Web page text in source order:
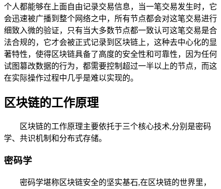
个人都能够在上面自由记录交易信息，当一笔交易发生时，它
会迅速被广播到整个网络之中，所有节点都会对这笔交易进行
细致入微的验证，只有当大多数节点都一致认可这笔交易是合
法合规的，它才会被正式记录到区块链上，这种去中心化的显
著特性，使得区块链具备了高度的安全性和可靠性，因为任何
试图篡改数据的行为，都需要控制超过一半以上的节点，而这
在实际操作过程中几乎是难以实现的。
区块链的工作原理
区块链的工作原理主要依托于三个核心技术,分别是密码
学、共识机制和分布式存储。
密码学
密码学堪称区块链安全的坚实基石,在区块链的世界里，